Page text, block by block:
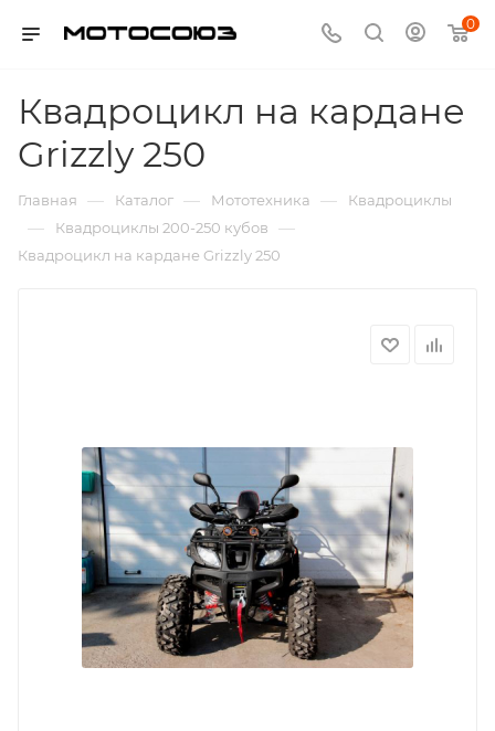
0
Квадроцикл на кардане
Grizzly 250
Главная — Каталог — Мототехника — Квадроциклы
— Квадроциклы 200-250 кубов —
Квадроцикл на кардане Grizzly 250